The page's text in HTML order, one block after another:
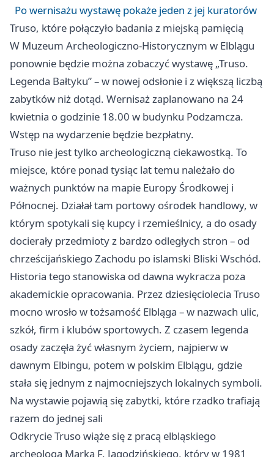
Po wernisażu wystawę pokaże jeden z jej kuratorów
Truso, które połączyło badania z miejską pamięcią
W Muzeum Archeologiczno-Historycznym w Elblągu
ponownie będzie można zobaczyć wystawę „Truso.
Legenda Bałtyku” – w nowej odsłonie i z większą liczbą
zabytków niż dotąd. Wernisaż zaplanowano na 24
kwietnia o godzinie 18.00 w budynku Podzamcza.
Wstęp na wydarzenie będzie bezpłatny.
Truso nie jest tylko archeologiczną ciekawostką. To
miejsce, które ponad tysiąc lat temu należało do
ważnych punktów na mapie Europy Środkowej i
Północnej. Działał tam portowy ośrodek handlowy, w
którym spotykali się kupcy i rzemieślnicy, a do osady
docierały przedmioty z bardzo odległych stron – od
chrześcijańskiego Zachodu po islamski Bliski Wschód.
Historia tego stanowiska od dawna wykracza poza
akademickie opracowania. Przez dziesięciolecia Truso
mocno wrosło w tożsamość Elbląga – w nazwach ulic,
szkół, firm i klubów sportowych. Z czasem legenda
osady zaczęła żyć własnym życiem, najpierw w
dawnym Elbingu, potem w polskim Elblągu, gdzie
stała się jednym z najmocniejszych lokalnych symboli.
Na wystawie pojawią się zabytki, które rzadko trafiają
razem do jednej sali
Odkrycie Truso wiąże się z pracą elbląskiego
archeologa Marka F. Jagodzińskiego, który w 1981